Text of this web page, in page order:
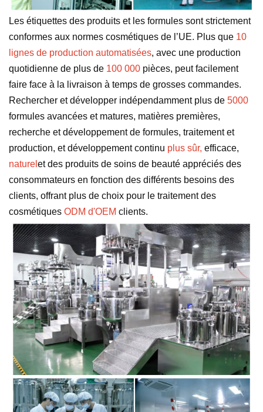
Les étiquettes des produits et les formules sont strictement
conformes aux normes cosmétiques de l’UE. Plus que 10
lignes de production automatisées, avec une production
quotidienne de plus de 100 000 pièces, peut facilement
faire face à la livraison à temps de grosses commandes.
Rechercher et développer indépendamment plus de 5000
formules avancées et matures, matières premières,
recherche et développement de formules, traitement et
production, et développement continu plus sûr, efficace,
naturel et des produits de soins de beauté appréciés des
consommateurs en fonction des différents besoins des
clients, offrant plus de choix pour le traitement des
cosmétiques ODM d'OEM clients.